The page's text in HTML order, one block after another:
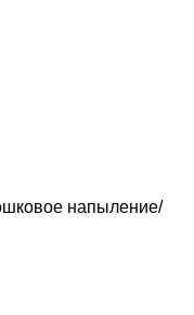
напыление/